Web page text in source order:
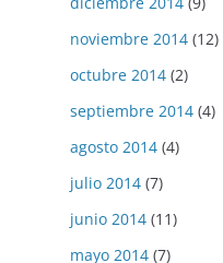
noviembre 2014 (12)
octubre 2014 (2)
septiembre 2014 (4)
agosto 2014 (4)
julio 2014 (7)
junio 2014 (11)
mayo 2014 (7)